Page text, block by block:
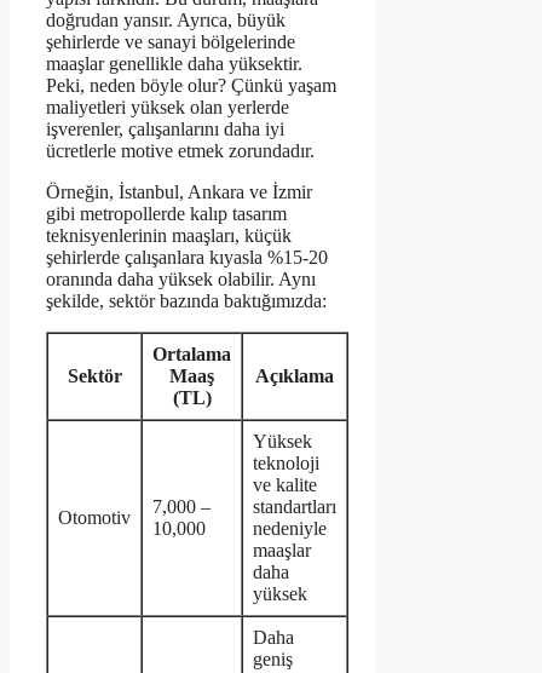
doğrudan yansır. Ayrıca, büyük
şehirlerde ve sanayi bölgelerinde
maaşlar genellikle daha yüksektir.
Peki, neden böyle olur? Çünkü yaşam
maliyetleri yüksek olan yerlerde
işverenler, çalışanlarını daha iyi
ücretlerle motive etmek zorundadır.
Örneğin, İstanbul, Ankara ve İzmir
gibi metropollerde kalıp tasarım
teknisyenlerinin maaşları, küçük
şehirlerde çalışanlara kıyasla %15-20
oranında daha yüksek olabilir. Aynı
şekilde, sektör bazında baktığımızda:
Sektör
Ortalama
Maaş
(TL)
Açıklama
Otomotiv
7,000 –
10,000
Yüksek
teknoloji
ve kalite
standartları
nedeniyle
maaşlar
daha
yüksek
Daha
geniş